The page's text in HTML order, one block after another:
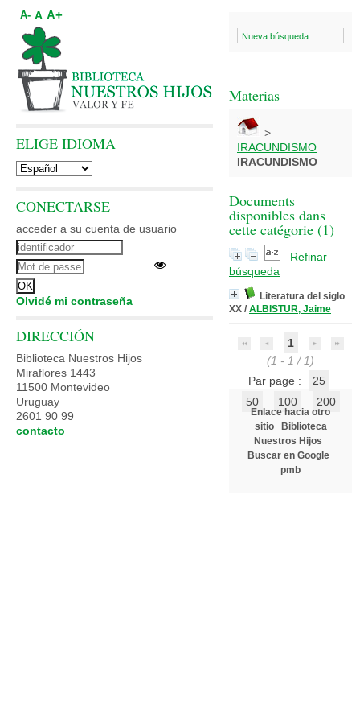
Nueva búsqueda
Materias
>
IRACUNDISMO
IRACUNDISMO
Documents
disponibles dans
cette catégorie (1)
Refinar
búsqueda
Literatura del siglo
XX / ALBISTUR, Jaime
1
(1 - 1 / 1)
Par page :
25
50
100 200
Enlace hacia otro
sitio
Biblioteca
Nuestros Hijos
Buscar en Google
pmb
A- A A+
ELIGE IDIOMA
CONECTARSE
acceder a su cuenta de usuario
Olvidé mi contraseña
DIRECCIÓN
Biblioteca Nuestros Hijos
Miraflores 1443
11500 Montevideo
Uruguay
2601 90 99
contacto